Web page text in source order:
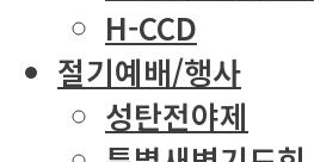
H-CCD
절기예배/행사
성탄전야제